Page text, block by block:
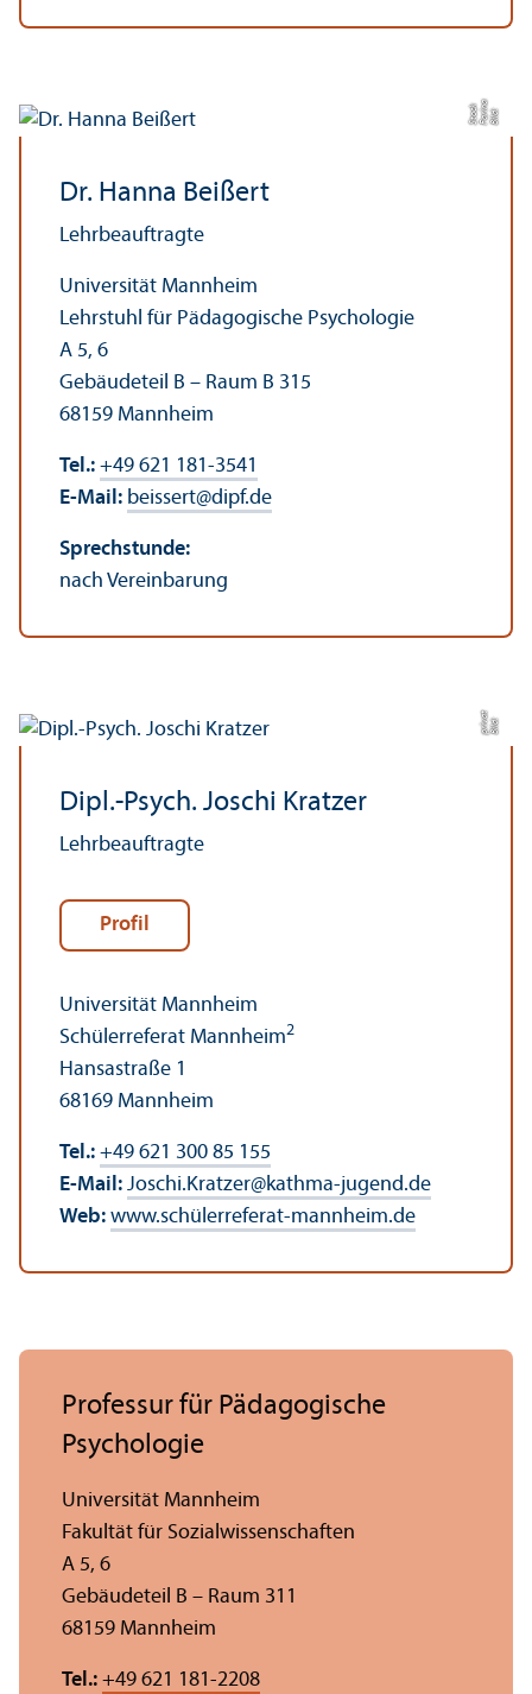
Bil
d:
F
a
ri
naS
t
o
c
k
Dr. Hanna Beißert
Lehr­beauftragte
Universität Mannheim
Lehr­stuhl für Pädagogische Psychologie
A 5, 6
Gebäudeteil B – Raum B 315
68159 Mannheim
Tel.: +49 621 181-3541
E-Mail: beissert@dipf.de
Sprechstunde:
nach Vereinbarung
Bil
d:
p
ri
v
a
t
Dipl.-Psych. Joschi Kratzer
Lehr­beauftragte
Profil
Universität Mannheim
Schülerreferat Mannheim2
Hansastraße 1
68169 Mannheim
Tel.: +49 621 300 85 155
E-Mail: Joschi.Kratzer@kathma-jugend.de
Web: www.schülerreferat-mannheim.de
Professur für Pädagogische
Psychologie
Universität Mannheim
Fakultät für Sozial­wissenschaften
A 5, 6
Gebäudeteil B – Raum 311
68159 Mannheim
Tel.: +49 621 181-2208